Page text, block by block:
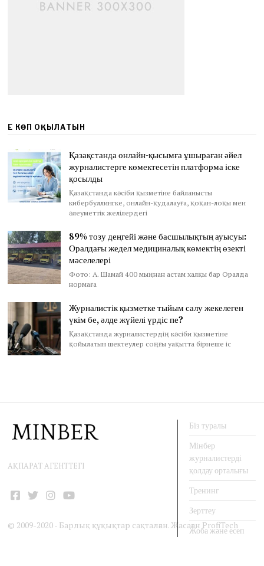
ЕҢ КӨП ОҚЫЛАТЫН
Қазақстанда онлайн-қысымға ұшыраған әйел
журналистерге көмектесетін платформа іске
қосылды
Қазақстанда кәсіби қызметіне байланысты
кибербуллингке, онлайн-қудалауға, қоқан-лоқы мен
әлеуметтік желілердегі
89% тозу деңгейі және басшылықтың ауысуы:
Оралдағы жедел медициналық көмектің өзекті
мәселелері
Фото: А. Шамай 400 мыңнан астам халқы бар Оралда
нормаға
Журналистік қызметке тыйым салу жекелеген
үкім бе, әлде жүйелі үрдіс пе?
Қазақстанда журналистердің кәсіби қызметіне
қойылатын шектеулер соңғы уақытта бірнеше іс
АҚПАРАТ АГЕНТТЕГІ
© 2009-2020 - Барлық құқықтар сақталған. ЖасағанProfiTech
Біз туралы
Мінбер
журналистерді
қолдау орталығы
Тренинг
Зерттеу
Жоба және есеп